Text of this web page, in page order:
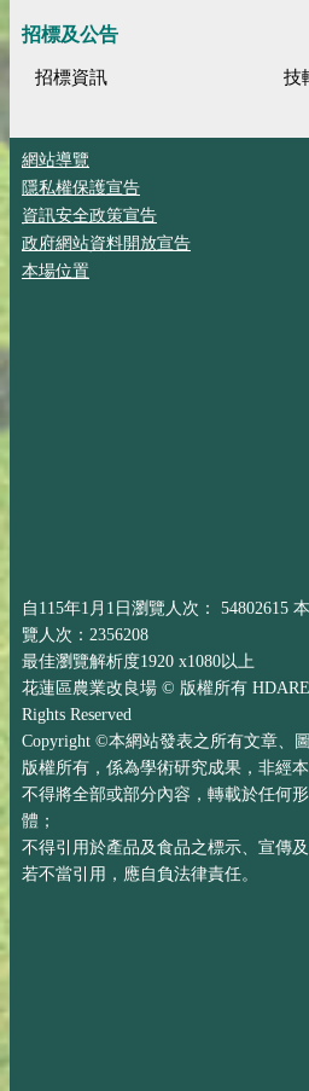
招標及公告
招標資訊 技
網站導覽
隱私權保護宣告
資訊安全政策宣告
政府網站資料開放宣告
本場位置
自115年1月1日瀏覽人次： 54802615
覽人次：2356208
最佳瀏覽解析度1920 x1080以上
花蓮區農業改良場 © 版權所有
Rights Reserved
Copyright ©本網站發表之所有文章、
版權所有，係為學術研究成果，非經
不得將全部或部分內容，轉載於任何
體；
不得引用於產品及食品之標示、宣傳及
若不當引用，應自負法律責任。